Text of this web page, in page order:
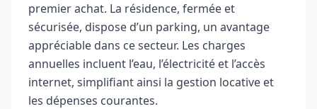
premier achat. La résidence, fermée et
sécurisée, dispose d’un parking, un avantage
appréciable dans ce secteur. Les charges
annuelles incluent l’eau, l’électricité et l’accès
internet, simplifiant ainsi la gestion locative et
les dépenses courantes.